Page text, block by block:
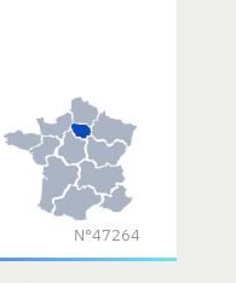
N°47264